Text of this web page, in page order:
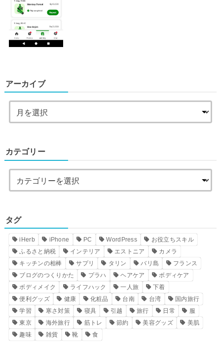
アーカイブ
カテゴリー
タグ
iHerb iPhone PC WordPress
お役立ちスキル
ふるさと納税
インテリア エストニア
カメラ
キッチンの相棒
サプリ タリン バリ島
フランス
ブログのつくりかた
プラハ ヘアケア
ボディケア
ボディメイク
ライフハック 一人旅
下着
便利グッズ
健康 化粧品 台南 台湾
国内旅行
学習
寒さ対策 寝具 引越 旅行 日常
服
東京
海外旅行 筋トレ 節約 美容グッズ
美肌
趣味
雑貨 靴 食